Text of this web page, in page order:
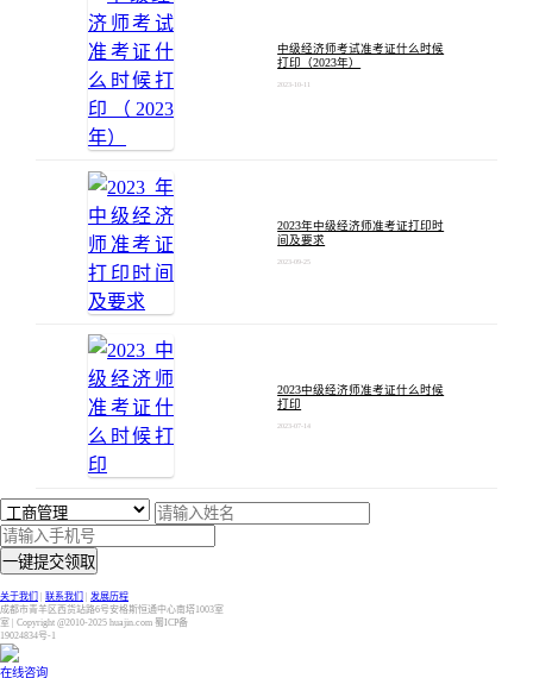
中级经济师考试准考证什么时候
打印（2023年）
2023-10-11
2023年中级经济师准考证打印时
间及要求
2023-09-25
2023中级经济师准考证什么时候
打印
2023-07-14
一键提交领取
关于我们 联系我们
发展历程
成都市青羊区西货站路6号安格斯恒通中心南塔1003室
室 | Copyright @2010-2025 huajin.com 蜀ICP备
19024834号-1
在线咨询